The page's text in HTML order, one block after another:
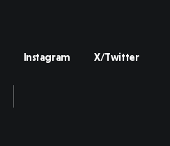
Instagram X/Twitter